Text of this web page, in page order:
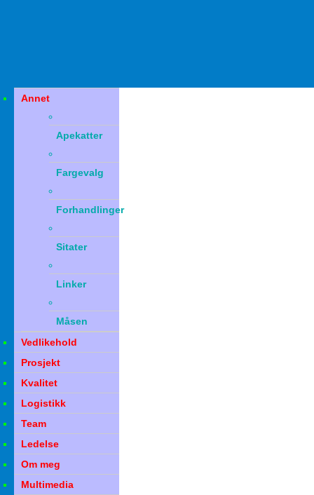
Annet
Apekatter
Fargevalg
Forhandlinger
Sitater
Linker
Måsen
Vedlikehold
Prosjekt
Kvalitet
Logistikk
Team
Ledelse
Om meg
Multimedia